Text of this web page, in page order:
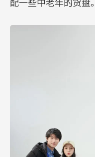
配一些中老年的货盘。